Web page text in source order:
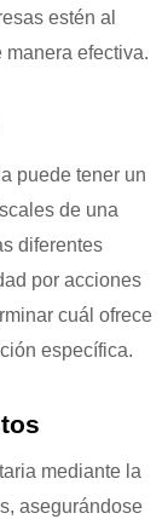
estén al
efectiva.
puede tener un
de una
diferentes
por acciones
cuál ofrece
específica.
mediante la
asegurándose